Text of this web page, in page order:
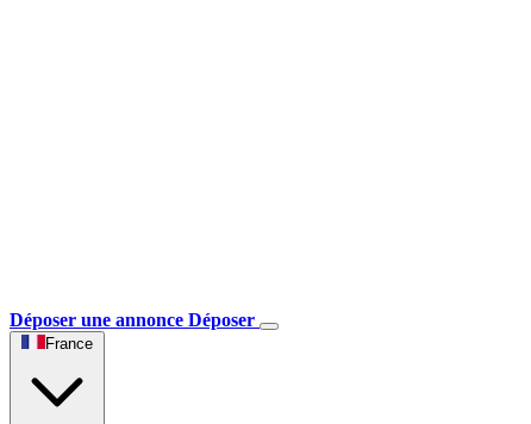
Déposer une annonce Déposer
France